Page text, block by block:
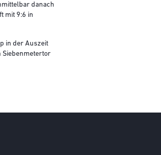
danach
mit 9:6 in
in der Auszeit
Siebenmetertor